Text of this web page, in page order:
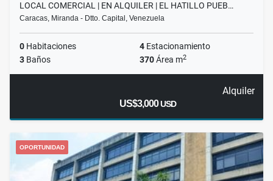
LOCAL COMERCIAL | EN ALQUILER | EL HATILLO PUEB…
Caracas, Miranda - Dtto. Capital, Venezuela
0 Habitaciones 4 Estacionamiento
3 Baños 370Área m2
Alquiler
US$3,000USD
OPORTUNIDAD